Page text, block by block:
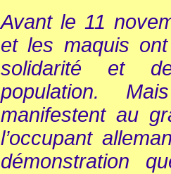
Avant le 11
et les maquis
solidarité et
population.
manifestent au
l’occupant
démonstration